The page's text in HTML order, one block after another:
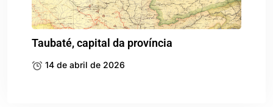
Taubaté, capital da província
14 de abril de 2026